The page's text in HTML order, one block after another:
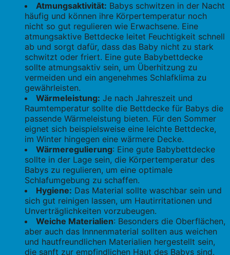
Atmungsaktivität: Babys schwitzen in der Nacht
häufig und können ihre Körpertemperatur noch
nicht so gut regulieren wie Erwachsene. Eine
atmungsaktive Bettdecke leitet Feuchtigkeit schnell
ab und sorgt dafür, dass das Baby nicht zu stark
schwitzt oder friert. Eine gute Babybettdecke
sollte atmungsaktiv sein, um Überhitzung zu
vermeiden und ein angenehmes Schlafklima zu
gewährleisten.
Wärmeleistung: Je nach Jahreszeit und
Raumtemperatur sollte die Bettdecke für Babys die
passende Wärmeleistung bieten. Für den Sommer
eignet sich beispielsweise eine leichte Bettdecke,
im Winter hingegen eine wärmere Decke.
Wärmeregulierung: Eine gute Babybettdecke
sollte in der Lage sein, die Körpertemperatur des
Babys zu regulieren, um eine optimale
Schlafumgebung zu schaffen.
Hygiene: Das Material sollte waschbar sein und
sich gut reinigen lassen, um Hautirritationen und
Unverträglichkeiten vorzubeugen.
Weiche Materialien: Besonders die Oberflächen,
aber auch das Innnenmaterial sollten aus weichen
und hautfreundlichen Materialien hergestellt sein,
die sanft zur empfindlichen Haut des Babys sind.